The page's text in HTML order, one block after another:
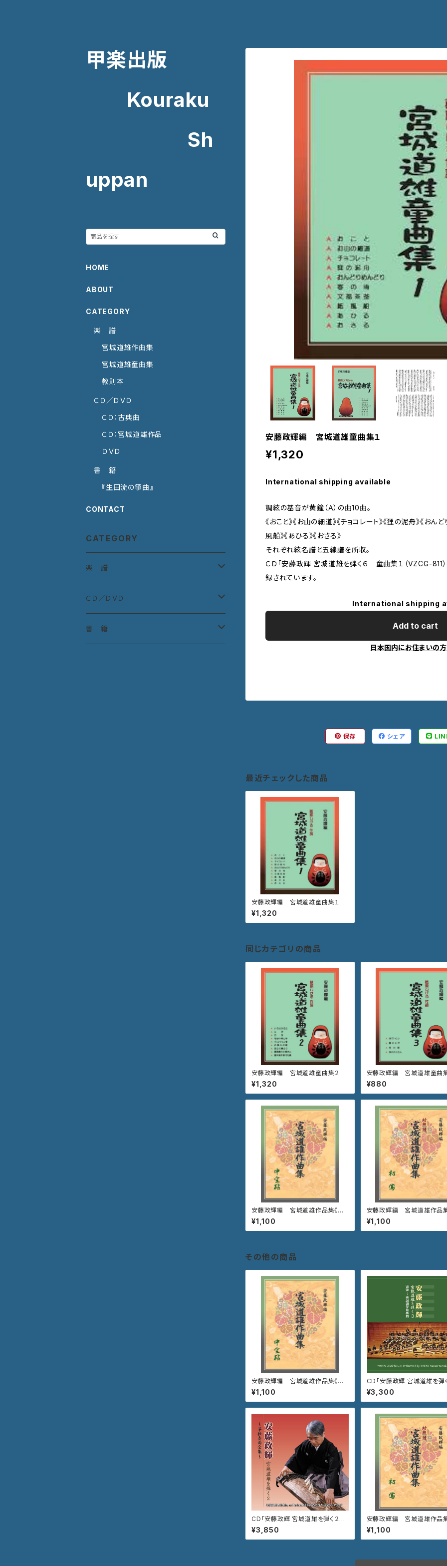
安藤政輝編 宮城道雄童曲集１
¥1,320
International shipping available
調絃の基音が黄鐘（Ａ）の曲10曲。
《おこと》《お山の細道》《チョコレート》《狸の泥舟》《おん
風船》《あひる》《おさる》
それぞれ絃名譜と五線譜を所収。
ＣＤ「安藤政輝 宮城道雄を弾く６ 童曲集１（VZCG-811
録されています。
International shipping
Add to cart
日本国内にお住まいの
保存 シェア
最近チェックした商品
安藤政輝編 宮城道雄童曲集１
¥1,320
同じカテゴリの商品
安藤政輝編 宮城道雄童曲集２
¥1,320
安藤政輝編 宮城道雄童曲
¥880
安藤政輝編 宮城道雄作品集《中
空砧》
¥1,100
安藤政輝編 宮城道雄作品
《初 鶯》
¥1,100
その他の商品
安藤政輝編 宮城道雄作品集《中
空砧》
¥1,100
CD「安藤政輝 宮城道雄を
道灌〜壱越調箏協奏曲」
68
¥3,300
CD「安藤政輝 宮城道雄を弾く２
箏独奏曲全集」VZCG-754
¥3,850
安藤政輝編 宮城道雄作品
《初 鶯》
¥1,100
甲楽出版
Kouraku
Sh
uppan
HOME
ABOUT
CATEGORY
楽 譜
宮城道雄作曲集
宮城道雄童曲集
教則本
ＣＤ／ＤＶＤ
ＣＤ：古典曲
ＣＤ：宮城道雄作品
ＤＶＤ
書 籍
『生田流の箏曲』
CONTACT
CATEGORY
楽 譜
宮城道雄作曲集
宮城道雄童曲集
ＣＤ／ＤＶＤ
ＣＤ：古典曲
書 籍